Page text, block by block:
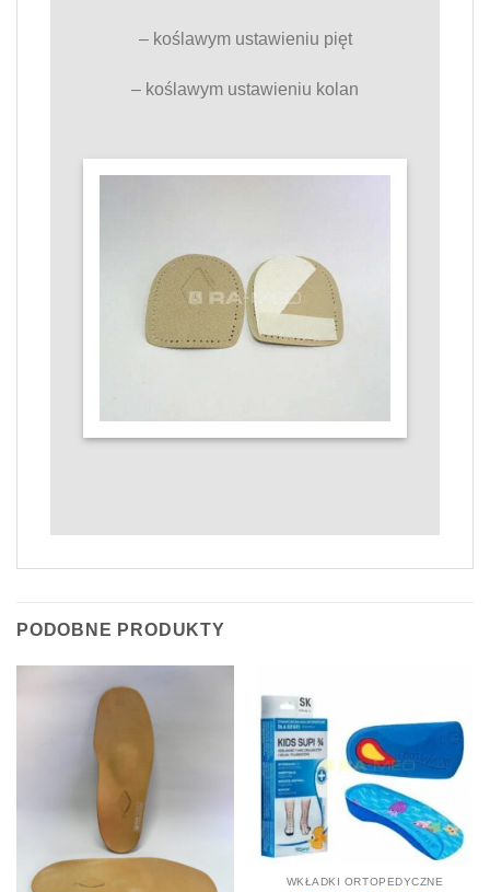
– koślawym ustawieniu pięt
– koślawym ustawieniu kolan
PODOBNE PRODUKTY
WKŁADKI ORTOPEDYCZNE